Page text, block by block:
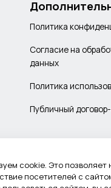
Политика
Согласие на
данных
Политика
Публичный
cookie. Это позволяет
посетителей с